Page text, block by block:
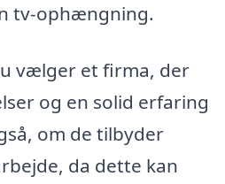
tv-ophængning.
vælger et firma, der
og en solid erfaring
om de tilbyder
da dette kan